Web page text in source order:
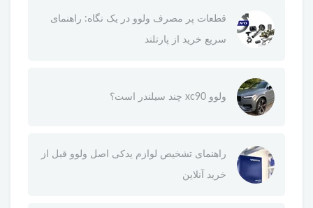
قطعات پر مصرف ولوو در یک نگاه: راهنمای
سریع خرید از پارتلند
ولوو xc90 چند سیلندر است؟
راهنمای تشخیص لوازم یدکی اصل ولوو قبل از
خرید آنلاین